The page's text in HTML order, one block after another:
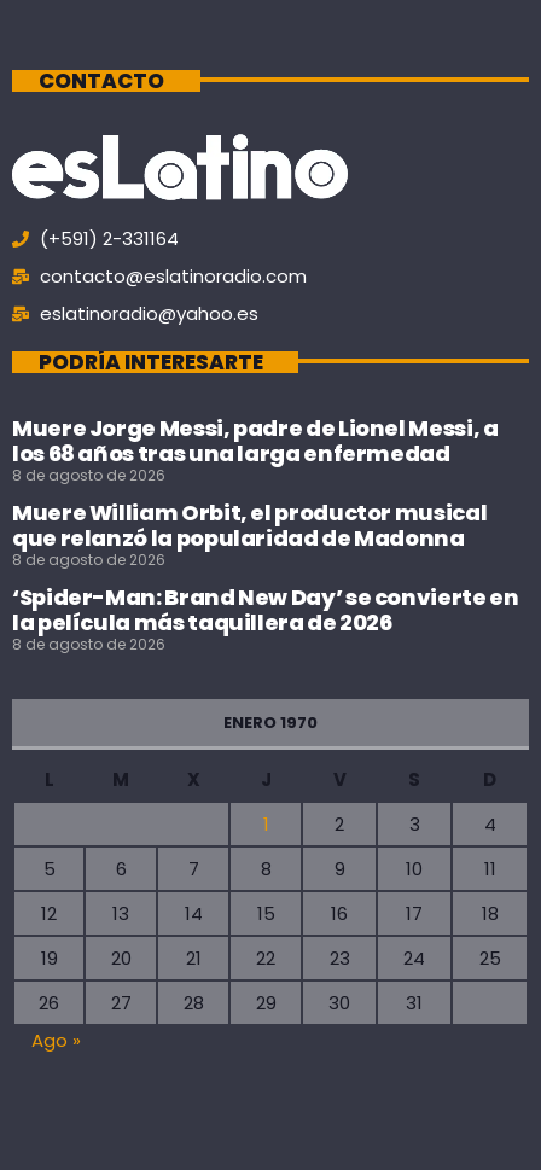
CONTACTO
(+591) 2-331164
contacto@eslatinoradio.com
eslatinoradio@yahoo.es
PODRÍA INTERESARTE
Muere Jorge Messi, padre de Lionel Messi, a
los 68 años tras una larga enfermedad
8 de agosto de 2026
Muere William Orbit, el productor musical
que relanzó la popularidad de Madonna
8 de agosto de 2026
‘Spider-Man: Brand New Day’ se convierte en
la película más taquillera de 2026
8 de agosto de 2026
ENERO 1970
L M X J V S
D
1
2 3
4
5
6 7 8 9 10
11
12
13 14 15 16 17
18
19
20 21 22 23 24
25
26
27 28 29 30
31
Ago »